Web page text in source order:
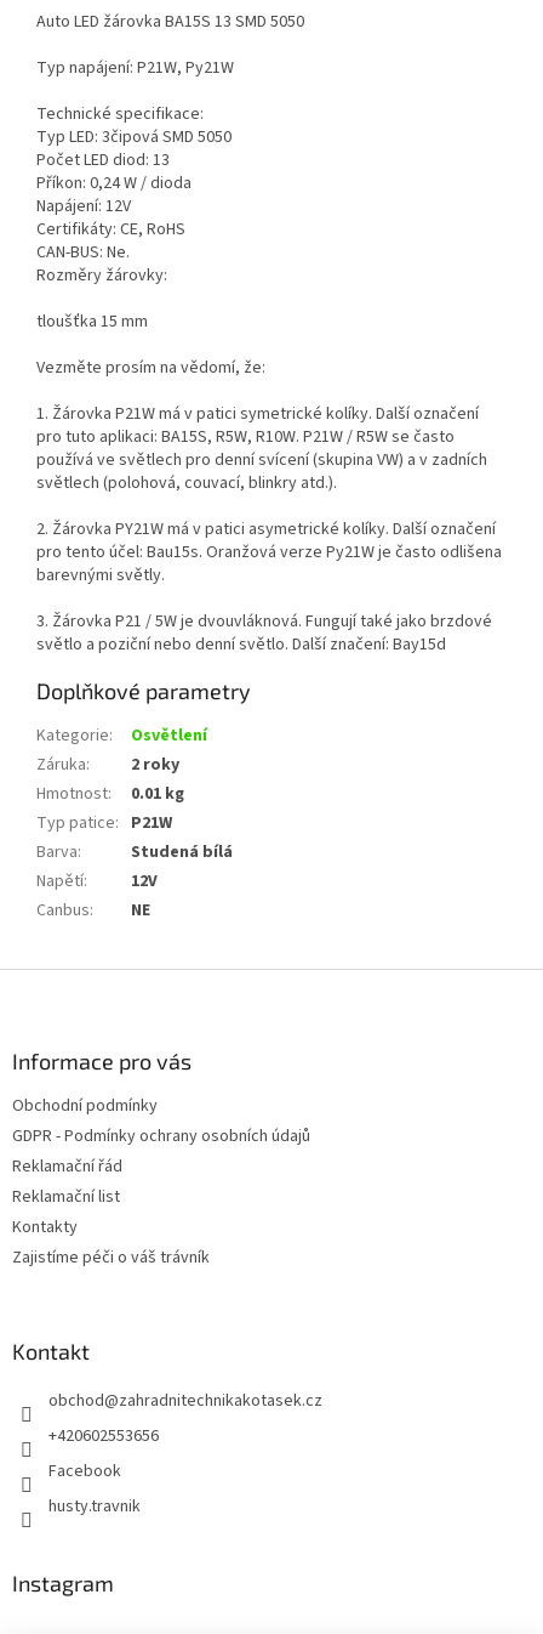
Auto LED žárovka BA15S 13 SMD 5050
Typ napájení: P21W, Py21W
Technické specifikace:
Typ LED: 3čipová SMD 5050
Počet LED diod: 13
Příkon: 0,24 W / dioda
Napájení: 12V
Certifikáty: CE, RoHS
CAN-BUS: Ne.
Rozměry žárovky:
tloušťka 15 mm
Vezměte prosím na vědomí, že:
1. Žárovka P21W má v patici symetrické kolíky. Další označení
pro tuto aplikaci: BA15S, R5W, R10W. P21W / R5W se často
používá ve světlech pro denní svícení (skupina VW) a v zadních
světlech (polohová, couvací, blinkry atd.).
2. Žárovka PY21W má v patici asymetrické kolíky. Další označení
pro tento účel: Bau15s. Oranžová verze Py21W je často odlišena
barevnými světly.
3. Žárovka P21 / 5W je dvouvláknová. Fungují také jako brzdové
světlo a poziční nebo denní světlo. Další značení: Bay15d
Doplňkové parametry
Kategorie:
Osvětlení
Záruka:
2 roky
Hmotnost:
0.01 kg
Typ patice: P21W
Barva:
Studená bílá
Napětí:
12V
Canbus: NE
Informace pro vás
Obchodní podmínky
GDPR - Podmínky ochrany osobních údajů
Reklamační řád
Reklamační list
Kontakty
Zajistíme péči o váš trávník
Kontakt
obchod@zahradnitechnikakotasek.cz
+420602553656
Facebook
husty.travnik
Instagram